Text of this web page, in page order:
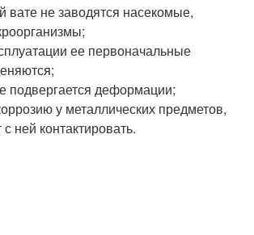
вате не заводятся насекомые,
ее первоначальные
подвергается деформации;
у металлических предметов,
ней контактировать.